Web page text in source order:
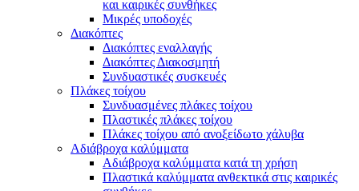
και καιρικές συνθήκες
Μικρές υποδοχές
Διακόπτες
Διακόπτες εναλλαγής
Διακόπτες Διακοσμητή
Συνδυαστικές συσκευές
Πλάκες τοίχου
Συνδυασμένες πλάκες τοίχου
Πλαστικές πλάκες τοίχου
Πλάκες τοίχου από ανοξείδωτο χάλυβα
Αδιάβροχα καλύμματα
Αδιάβροχα καλύμματα κατά τη χρήση
Πλαστικά καλύμματα ανθεκτικά στις καιρικές